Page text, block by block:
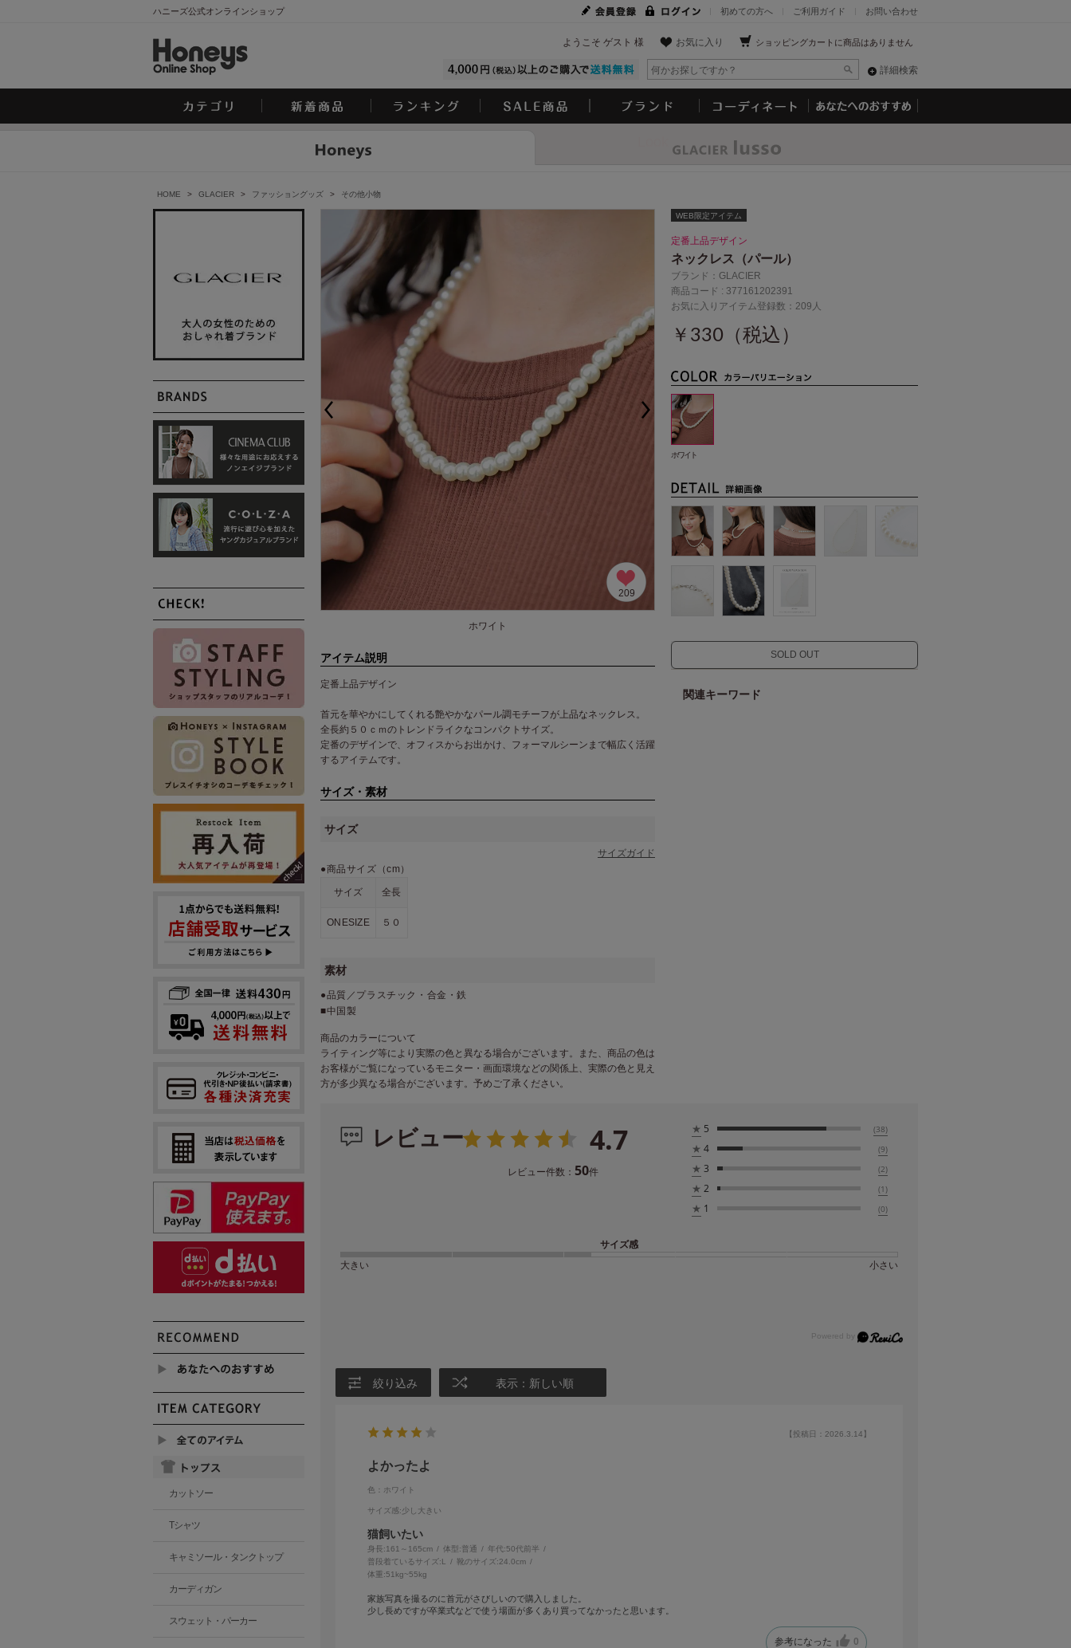
ハニーズ公式オンラインショップ お問い合わせ
ご利用ガイド
初めての方へ
ショッピングカートに商品はありません
お気に入り
ようこそ ゲスト 様
詳細検索
HOME > GLACIER > ファッショングッズ > その他小物
209
ホワイト
アイテム説明
定番上品デザイン
首元を華やかにしてくれる艶やかなパール調モチーフが上品なネックレス。
全長約５０ｃｍのトレンドライクなコンパクトサイズ。
定番のデザインで、オフィスからお出かけ、フォーマルシーンまで幅広く活躍
するアイテムです。
サイズ・素材
サイズ
サイズガイド
●商品サイズ（cm）
サイズ 全長
ONESIZE ５０
素材
●品質／プラスチック・合金・鉄
■中国製
商品のカラーについて
ライティング等により実際の色と異なる場合がございます。また、商品の色は
お客様がご覧になっているモニター・画面環境などの関係上、実際の色と見え
方が多少異なる場合がございます。予めご了承ください。
WEB限定アイテム
定番上品デザイン
ネックレス（パール）
ブランド： GLACIER
商品コード : 377161202391
お気に入りアイテム登録数：209人
￥330（税込）
ホワイト
SOLD OUT
関連キーワード
レビュー 4.7
レビュー件数： 50件
★ 5 (38)
★ 4 (9)
★ 3 (2)
★ 2 (1)
★ 1 (0)
サイズ感
大きい
小さい
絞り込み 表示：新しい順
【投稿日：2026.3.14】
よかったよ
色：ホワイト
サイズ感:少し大きい
猫飼いたい
身長:161～165cm 体型: 普通 年代:50代前半
普段着ているサイズ:L 靴のサイズ:24.0cm
体重:51kg~55kg
家族写真を撮るのに首元がさびしいので購入しました。
少し長めですが卒業式などで使う場面が多くあり買ってなかったと思います。
参考になった 0
カットソー
Tシャツ
キャミソール・タンクトップ
カーディガン
スウェット・パーカー